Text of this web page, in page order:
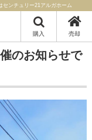
センチュリー21アルガホーム
購入 売却
のお知らせで